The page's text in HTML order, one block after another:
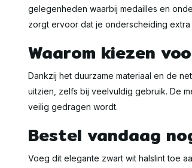
gelegenheden waarbij medailles en
zorgt ervoor dat je onderscheiding
Waarom kiezen
Dankzij het duurzame materiaal en de
uitzien, zelfs bij veelvuldig gebruik. De
veilig gedragen wordt.
Bestel vandaag
Voeg dit elegante zwart wit halslint toe